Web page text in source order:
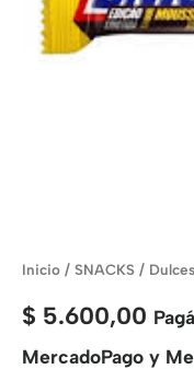
Inicio / SNACKS / Dulces
$ 5.600,00
MercadoPago y